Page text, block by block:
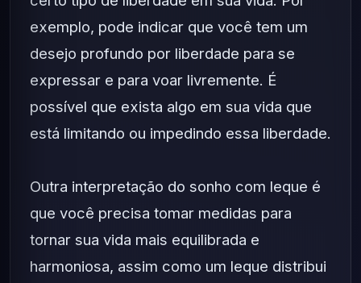
exemplo, pode indicar que você tem um
desejo profundo por liberdade para se
expressar e para voar livremente. É
possível que exista algo em sua vida que
está limitando ou impedindo essa liberdade.
Outra interpretação do sonho com leque é
que você precisa tomar medidas para
tornar sua vida mais equilibrada e
harmoniosa, assim como um leque distribui